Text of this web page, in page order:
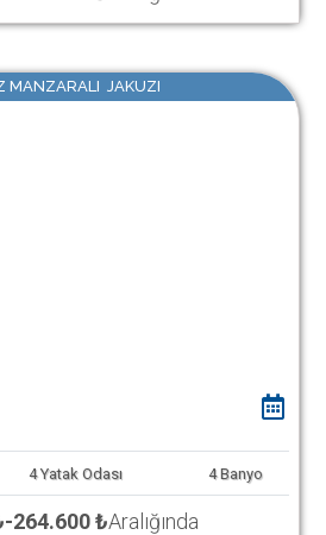
MANZARALI JAKUZI
4 Yatak Odası 4 Banyo
-264.600 ₺Aralığında